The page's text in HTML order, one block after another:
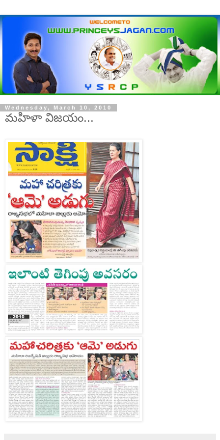
Wednesday, March 10, 2010
మహిళా విజయం...